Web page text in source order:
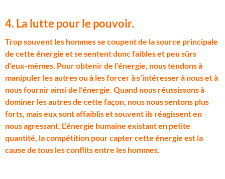
4. La lutte pour le pouvoir.
Trop souvent les hommes se coupent de la source principale
de cette énergie et se sentent donc faibles et peu sûrs
d’eux-mêmes. Pour obtenir de l’énergie, nous tendons à
manipuler les autres ou à les forcer à s’intéresser à nous et à
nous fournir ainsi de l’énergie. Quand nous réussissons à
dominer les autres de cette façon, nous nous sentons plus
forts, mais eux sont affaiblis et souvent ils réagissent en
nous agressant. L’énergie humaine existant en petite
quantité, la compétition pour capter cette énergie est la
cause de tous les conflits entre les hommes.